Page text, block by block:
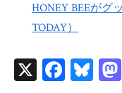
HONEY BEEがグ
TODAY）
X Fa Bl